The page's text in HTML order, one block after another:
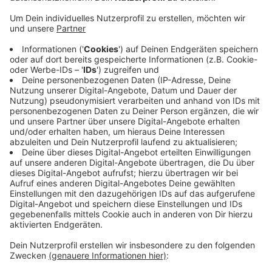
den letzten Jahren waren es teils über 10.000
Kilometer mehr
Anzeige
Teilgenommen haben in unserer Stadt knapp 1.300
Radler. Die Zahlen sind aber noch nicht endgültig, die
Teilnehmer haben jetzt noch Zeit, gefahrene
Radkilometer nachzutragen. Dadurch, dass Autos
stehen geblieben sind, hat die Aktion Stadtradeln rund
45 Tonnen CO2 eingespart
Anzeige